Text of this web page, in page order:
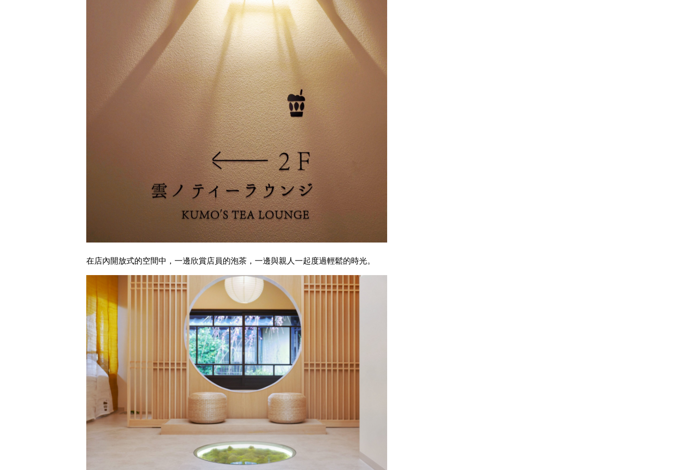
在店內開放式的空間中，一邊欣賞店員的泡茶，一邊與親人一起度過輕鬆的時光。